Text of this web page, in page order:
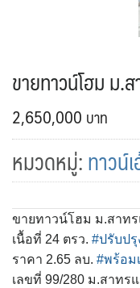
ขายทาวน์โฮม ม.
2,650,000
หมวดหมู่:ทาวน์
ขายทาวน์โฮม ม.สาท
เนื้อที่ 24 ตรว. #ปรับปรุ
ราคา 2.65 ลบ. #พร้อม
เลขที่ 99/280 ม.สาทร